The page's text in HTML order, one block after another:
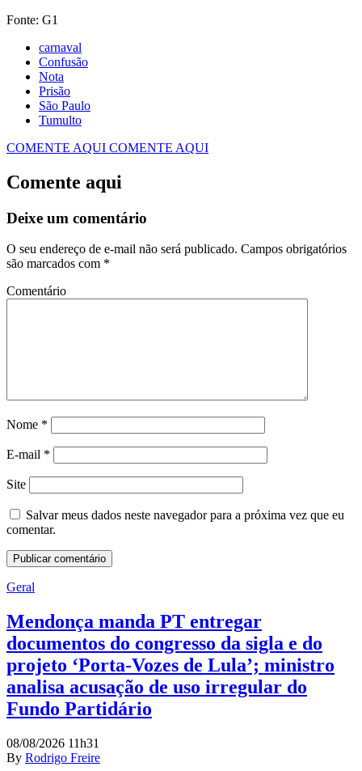
Fonte: G1
carnaval
Confusão
Nota
Prisão
São Paulo
Tumulto
COMENTE AQUI COMENTE AQUI
Comente aqui
Deixe um comentário
O seu endereço de e-mail não será publicado. Campos obrigatórios
são marcados com *
Comentário
Nome *
E-mail *
Site
Salvar meus dados neste navegador para a próxima vez que eu
comentar.
Geral
Mendonça manda PT entregar
documentos do congresso da sigla e do
projeto ‘Porta-Vozes de Lula’; ministro
analisa acusação de uso irregular do
Fundo Partidário
08/08/2026 11h31
By Rodrigo Freire